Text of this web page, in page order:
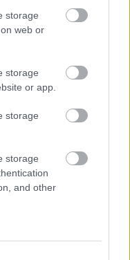
storage
web or
storage
or app.
storage
storage
and other
«Να φτιάξουμε